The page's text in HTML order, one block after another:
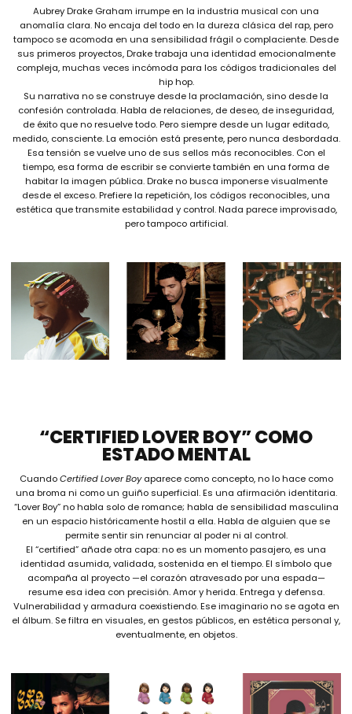
Aubrey Drake Graham irrumpe en la industria musical con una
anomalía clara. No encaja del todo en la dureza clásica del rap, pero
tampoco se acomoda en una sensibilidad frágil o complaciente. Desde
sus primeros proyectos, Drake trabaja una identidad emocionalmente
compleja, muchas veces incómoda para los códigos tradicionales del
hip hop.
Su narrativa no se construye desde la proclamación, sino desde la
confesión controlada. Habla de relaciones, de deseo, de inseguridad,
de éxito que no resuelve todo. Pero siempre desde un lugar editado,
medido, consciente. La emoción está presente, pero nunca desbordada.
Esa tensión se vuelve uno de sus sellos más reconocibles. Con el
tiempo, esa forma de escribir se convierte también en una forma de
habitar la imagen pública. Drake no busca imponerse visualmente
desde el exceso. Prefiere la repetición, los códigos reconocibles, una
estética que transmite estabilidad y control. Nada parece improvisado,
pero tampoco artificial.
“CERTIFIED LOVER BOY” COMO
ESTADO MENTAL
CuandoCertified Lover Boyaparece como concepto, no lo hace como
una broma ni como un guiño superficial. Es una afirmación identitaria.
“Lover Boy” no habla solo de romance; habla de sensibilidad masculina
en un espacio históricamente hostil a ella. Habla de alguien que se
permite sentir sin renunciar al poder ni al control.
El “certified” añade otra capa: no es un momento pasajero, es una
identidad asumida, validada, sostenida en el tiempo. El símbolo que
acompaña al proyecto —el corazón atravesado por una espada—
resume esa idea con precisión. Amor y herida. Entrega y defensa.
Vulnerabilidad y armadura coexistiendo. Ese imaginario no se agota en
el álbum. Se filtra en visuales, en gestos públicos, en estética personal y,
eventualmente, en objetos.